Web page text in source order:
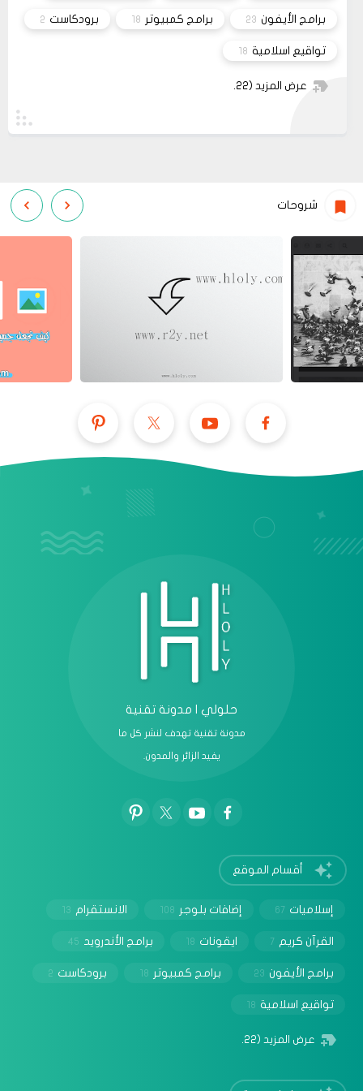
برامج الأيفون 23 برامج كمبيوتر 18 برودكاست 2
تواقيع اسلامية 18
عرض المزيد (22)
شروحات
حلولي | مدونة تقنية
مدونة تقنية تهدف لنشر كل ما
يفيد الزائر والمدون.
أقسام الموقع
إسلاميات 67 إضافات بلوجر 108 الانستقرام 13
القرآن كريم 7 ايقونات 18 برامج الأندرويد 45
برامج الأيفون 23 برامج كمبيوتر 18 برودكاست 2
تواقيع اسلامية 18
عرض المزيد (22)